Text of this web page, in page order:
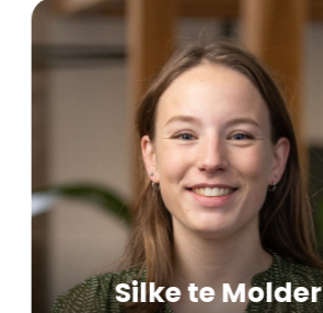
Silke te Molder